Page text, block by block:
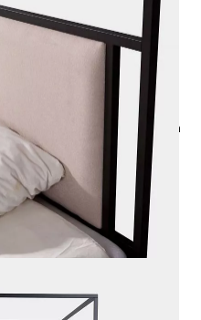
auf Nachfrage)
von 10 cm max. 6-7 cm
cm in den Rahmen einsinkt)